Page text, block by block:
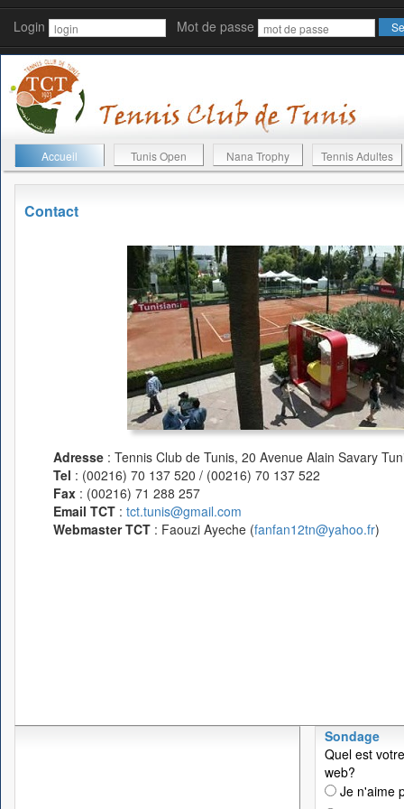
Login Mot de passe
Accueil Tunis Open Nana Trophy Tennis Adultes
Contact
Adresse : Tennis Club de Tunis, 20 Avenue Alain Savary
Tel : (00216) 70 137 520 / (00216) 70 137 522
Fax : (00216) 71 288 257
Email TCT : tct.tunis@gmail.com
Webmaster TCT : Faouzi Ayeche (fanfan12tn@yahoo.fr)
Sondage
Quel est
web?
Je n'aime